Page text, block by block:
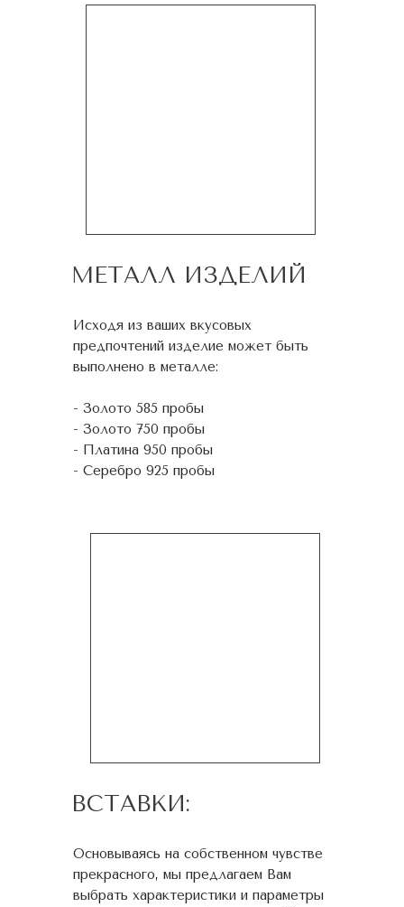
МЕТАЛЛ ИЗДЕЛИЙ
Исходя из ваших вкусовых
предпочтений изделие может быть
выполнено в металле:
- Золото 585 пробы
- Золото 750 пробы
- Платина 950 пробы
- Серебро 925 пробы
ВСТАВКИ:
Основываясь на собственном чувстве
прекрасного, мы предлагаем Вам
выбрать характеристики и параметры